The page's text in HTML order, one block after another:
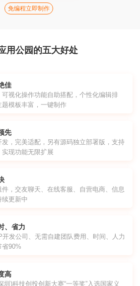
免编程立即制作
用公园的五大好处
佳
可视化操作功能自助搭配，个性化编辑排
题模板丰富，一键制作
先
发，完美适配，另有源码独立部署版，支持
实现功能无限扩展
件，交友聊天、在线客服、自营电商、信息
续更新中
、省力
开发公司、无需自建团队费用、时间、人力
省90%
高
圳)科技创投创新大赛“一等奖”入选国家义